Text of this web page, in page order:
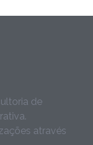
de
através